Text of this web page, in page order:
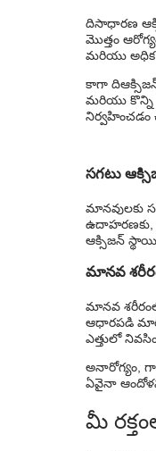
దిసాధారణ
మొత్తం
మరియు అధిక
కాగా ది
మరియు కొన్ని
సగటు
మానవులకు
ఉదాహరణకు,
ఆక్సిజన్ స్థాయి
మానవ
మానవ
ఆధారపడి
ఎత్తులో
అనారోగ్యం,
ఏవైనా
మీ